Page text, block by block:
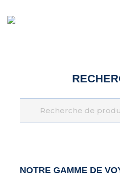
NOTRE GAMME DE